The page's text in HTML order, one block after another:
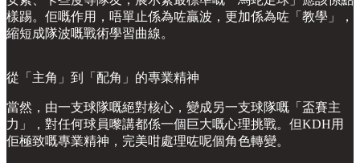
樣踢。佢嘅作用，唔單止係為咗贏波，更加係為咗「教學」，
縮短成隊波嘅戰術學習曲線。
從「主角」到「配角」的專業精神
當然，由一支球隊嘅絕對核心，變成另一支球隊嘅「盃賽主
力」，對任何球員嚟講都係一個巨大嘅心理挑戰。但KDH用
佢極致嘅專業精神，完美咁處理咗呢個角色轉變。